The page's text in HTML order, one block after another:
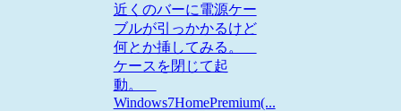
近くのバーに電源ケー
ブルが引っかかるけど
何とか挿してみる。
ケースを閉じて起
動。
Windows7HomePremium(...